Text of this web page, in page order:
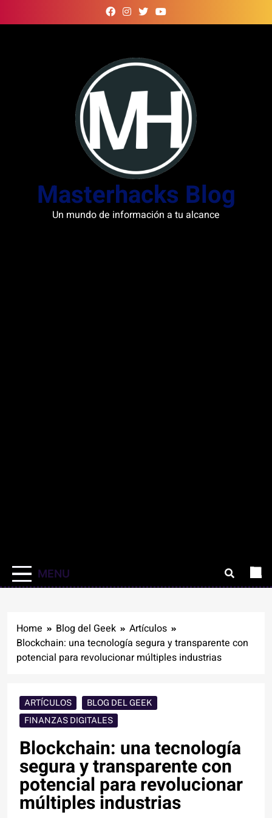
to
Masterhacks Blog
Un mundo de información a tu alcance
MENU
Home Blog del Geek
Artículos
Blockchain: una tecnología segura y transparente con
potencial para revolucionar múltiples industrias
ARTÍCULOS
BLOG DEL GEEK
FINANZAS DIGITALES
Blockchain: una tecnología
segura y transparente con
potencial para revolucionar
múltiples industrias